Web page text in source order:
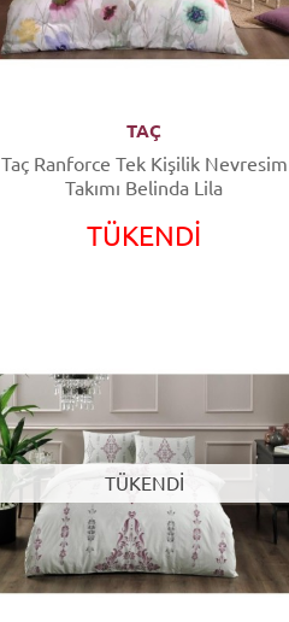
TAÇ
Taç Ranforce Tek Kişilik Nevresim
Takımı Belinda Lila
TÜKENDİ
TÜKENDİ